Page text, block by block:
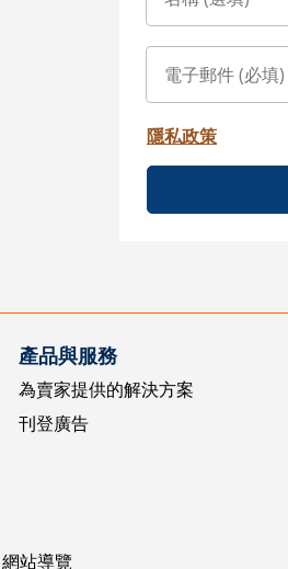
隱私政策
產品與服務
為賣家提供的解決方案
刊登廣告
網站導覽